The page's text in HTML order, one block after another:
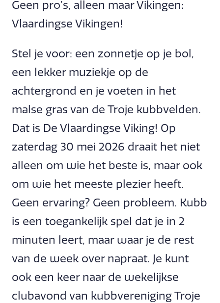
Geen pro’s, alleen maar Vikingen:
Vlaardingse Vikingen!
Stel je voor: een zonnetje op je bol,
een lekker muziekje op de
achtergrond en je voeten in het
malse gras van de Troje kubbvelden.
Dat is De Vlaardingse Viking! Op
zaterdag 30 mei 2026 draait het niet
alleen om wie het beste is, maar ook
om wie het meeste plezier heeft.
Geen ervaring? Geen probleem. Kubb
is een toegankelijk spel dat je in 2
minuten leert, maar waar je de rest
van de week over napraat. Je kunt
ook een keer naar de wekelijkse
clubavond van kubbvereniging Troje